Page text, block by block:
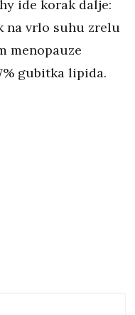
ide korak dalje:
na vrlo suhu zrelu
menopauze
gubitka lipida.